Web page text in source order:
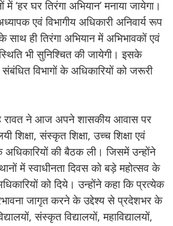
‘हर घर तिरंगा अभियान’ मनाया जायेगा।
एवं विभागीय अधिकारी अनिवार्य रूप
ही तिरंगा अभियान में अभिभावकों एवं
भी सुनिश्चित की जायेगी। इसके
विभागों के अधिकारियों को जरूरी
रावत ने आज अपने शासकीय आवास पर
शिक्षा, संस्कृत शिक्षा, उच्च शिक्षा एवं
के अधिकारियों की बैठक ली। जिसमें उन्होंने
में स्वाधीनता दिवस को बड़े महोत्सव के
को दिये। उन्होंने कहा कि प्रत्येक
जागृत करने के उद्देश्य से प्रदेशभर के
संस्कृत विद्यालयों, महाविद्यालयों,